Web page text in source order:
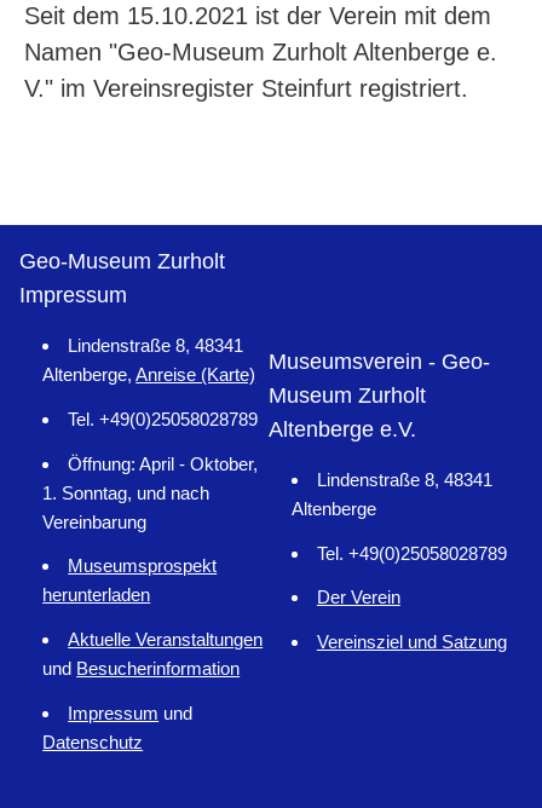
Seit dem 15.10.2021 ist der Verein mit dem
Namen "Geo-Museum Zurholt Altenberge e.
V." im Vereinsregister Steinfurt registriert.
Geo-Museum Zurholt
Impressum
Lindenstraße 8, 48341
Altenberge,Anreise (Karte)
Tel. +49(0)25058028789
Öffnung: April - Oktober,
1. Sonntag, und nach
Vereinbarung
Museumsprospekt
herunterladen
Aktuelle Veranstaltungen
und Besucherinformation
Impressum und
Datenschutz
Museumsverein - Geo-
Museum Zurholt
Altenberge e.V.
Lindenstraße 8, 48341
Altenberge
Tel. +49(0)25058028789
Der Verein
Vereinsziel und Satzung